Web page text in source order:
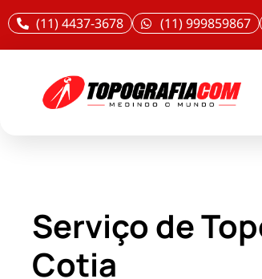
(11) 4437-3678 (11) 999859867
Serviço de
Cotia